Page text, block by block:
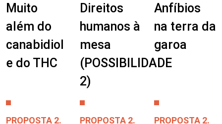
Muito
além do
canabidiol
e do THC
Direitos
humanos à
mesa
(POSSIBILIDADE
2)
Anfíbios
na terra da
garoa
PROPOSTA 2. PROPOSTA 2. PROPOSTA 2.